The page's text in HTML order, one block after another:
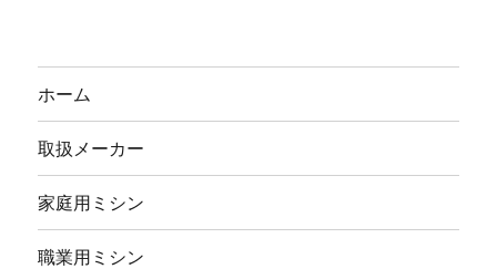
ホーム
取扱メーカー
家庭用ミシン
職業用ミシン